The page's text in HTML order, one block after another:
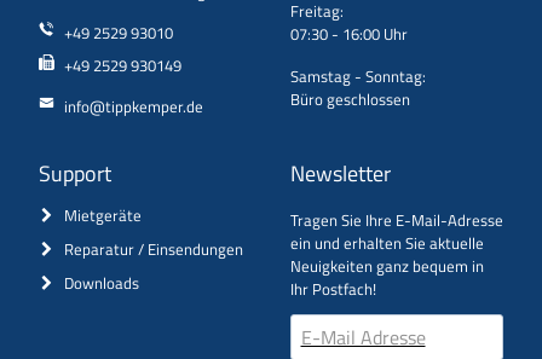
+49 2529 93010
+49 2529 930149
info@tippkemper.de
Freitag:
07:30 - 16:00 Uhr
Samstag - Sonntag:
Büro geschlossen
Support
Mietgeräte
Reparatur / Einsendungen
Downloads
Newsletter
Tragen Sie Ihre E-Mail-Adresse
ein und erhalten Sie aktuelle
Neuigkeiten ganz bequem in
Ihr Postfach!